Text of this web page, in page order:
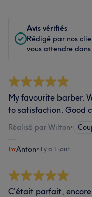
Avis vérifiés
Rédigé par nos
vous attendre
My favourite barber.
to satisfaction. Good
Réalisé par Wilton•
Anton•il y a 1 jour
C'était parfait,